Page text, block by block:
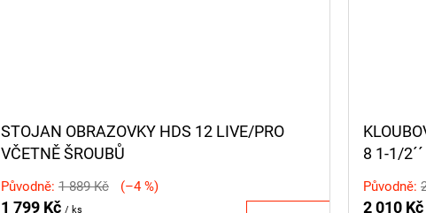
STOJAN OBRAZOVKY HDS 12 LIVE/PRO
VČETNĚ ŠROUBŮ
Původně: 1 889 Kč (–4 %)
1 799 Kč / ks
8 1-1/2´´
Původně:
2 010 Kč